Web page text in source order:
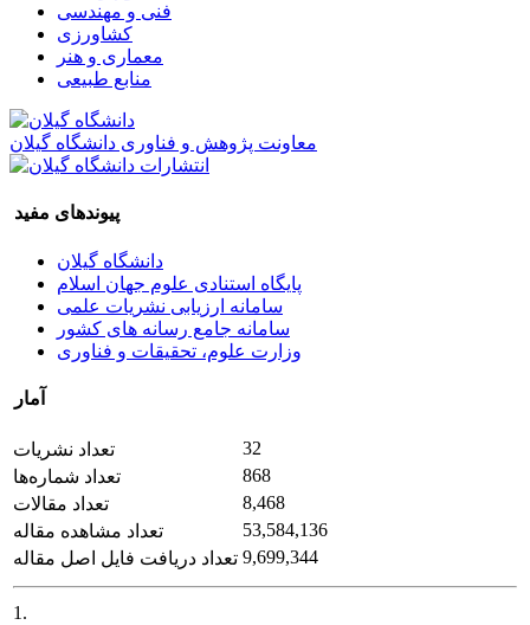
فنی و مهندسی
کشاورزی
معماری و هنر
منابع طبیعی
معاونت پژوهش و فناوری دانشگاه گیلان
پیوندهای مفید
دانشگاه گیلان
پایگاه استنادی علوم جهان اسلام
سامانه ارزیابی نشریات علمی
سامانه جامع رسانه های کشور
وزارت علوم، تحقیقات و فناوری
آمار
تعداد نشریات
32
تعداد شماره‌ها
868
تعداد مقالات
8,468
تعداد مشاهده مقاله
53,584,136
تعداد دریافت فایل اصل مقاله 9,699,344
1.